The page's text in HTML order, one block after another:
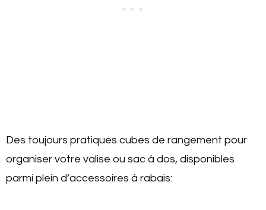
Des toujours pratiques cubes de rangement pour
organiser votre valise ou sac à dos, disponibles
parmi plein d’accessoires à rabais: